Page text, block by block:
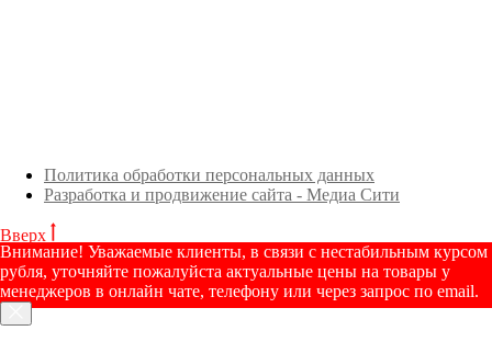
Политика обработки персональных данных
Разработка и продвижение сайта - Медиа Сити
Вверх
Внимание! Уважаемые клиенты, в связи с нестабильным курсом
рубля, уточняйте пожалуйста актуальные цены на товары у
менеджеров в онлайн чате, телефону или через запрос по email.